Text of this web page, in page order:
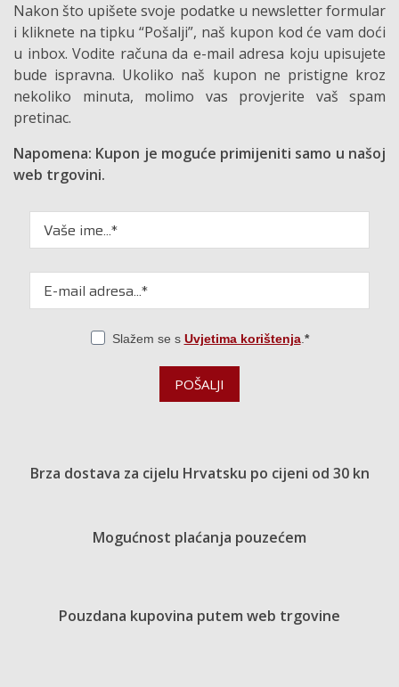
Nakon što upišete svoje podatke u newsletter formular
i kliknete na tipku “Pošalji”, naš kupon kod će vam doći
u inbox. Vodite računa da e-mail adresa koju upisujete
bude ispravna. Ukoliko naš kupon ne pristigne kroz
nekoliko minuta, molimo vas provjerite vaš spam
pretinac.
Napomena: Kupon je moguće primijeniti samo u našoj
web trgovini.
Slažem se s Uvjetima korištenja.
POŠALJI
Brza dostava za cijelu Hrvatsku po cijeni od 30 kn
Mogućnost plaćanja pouzećem
Pouzdana kupovina putem web trgovine